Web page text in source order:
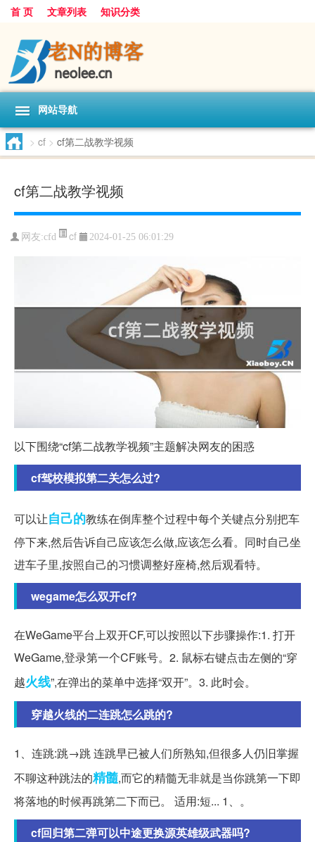
首 页 文章列表 知识分类
网站导航
> cf > cf第二战教学视频
cf第二战教学视频
网友:cfd cf 2024-01-25 06:01:29
以下围绕“cf第二战教学视频”主题解决网友的困惑
cf驾校模拟第二关怎么过?
可以让自己的教练在倒库整个过程中每个关键点分别把车
停下来,然后告诉自己应该怎么做,应该怎么看。同时自己坐
进车子里,按照自己的习惯调整好座椅,然后观看特。
wegame怎么双开cf?
在WeGame平台上双开CF,可以按照以下步骤操作:1. 打开
WeGame,登录第一个CF账号。2. 鼠标右键点击左侧的“穿
越火线”,在弹出的菜单中选择“双开”。3. 此时会。
穿越火线的二连跳怎么跳的?
1、连跳:跳→跳 连跳早已被人们所熟知,但很多人仍旧掌握
不聊这种跳法的精髓,而它的精髓无非就是当你跳第一下即
将落地的时候再跳第二下而已。 适用:短... 1、。
cf回归第二弹可以中途更换源英雄级武器吗?